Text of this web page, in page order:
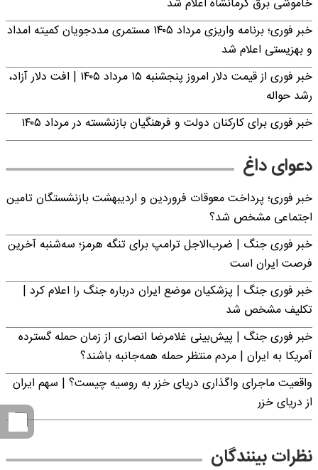
خبر فوری؛ برنامه واریزی مرداد ۱۴۰۵ مستمری مددجویان کمیته امداد
و بهزیستی اعلام شد
خبر فوری از قیمت دلار امروز پنجشنبه ۱۵ مرداد ۱۴۰۵ | افت دلار آزاد،
رشد حواله
خبر فوری برای کارکنان دولت و فرهنگیان بازنشسته در مرداد ۱۴۰۵
دعوای داغ
خبر فوری؛ پرداخت معوقات فروردین و اردیبهشت بازنشستگان تامین
اجتماعی مشخص شد؟
خبر فوری جنگ | ضرب‌الاجل ترامپ برای تنگه هرمز؛ سه‌شنبه آخرین
فرصت ایران است
خبر فوری جنگ | پزشکیان موضع ایران درباره جنگ را اعلام کرد |
تکلیف مشخص شد
خبر فوری جنگ | پیش‌بینی غلامرضا انصاری از زمان حمله گسترده
آمریکا به ایران | مردم منتظر حمله همه‌جانبه باشند؟
واقعیت ماجرای واگذاری دریای خزر به روسیه چیست؟ | سهم ایران
از دریای خزر
نظرات بینندگان